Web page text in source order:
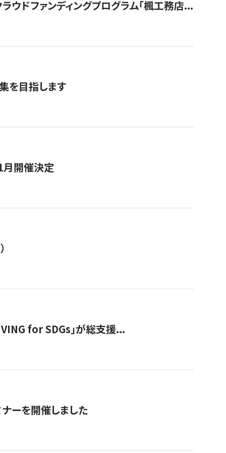
ドファンディングプログラム「楓工務店...
を目指します
月開催決定
for SDGs」が総支援...
ーを開催しました